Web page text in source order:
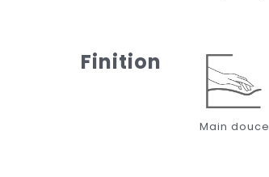
Finition
Main douce